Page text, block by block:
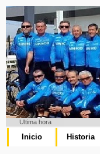
Ultima hora
Inicio Historia